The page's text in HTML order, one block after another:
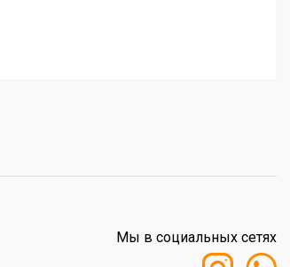
Мы в социальных сетях